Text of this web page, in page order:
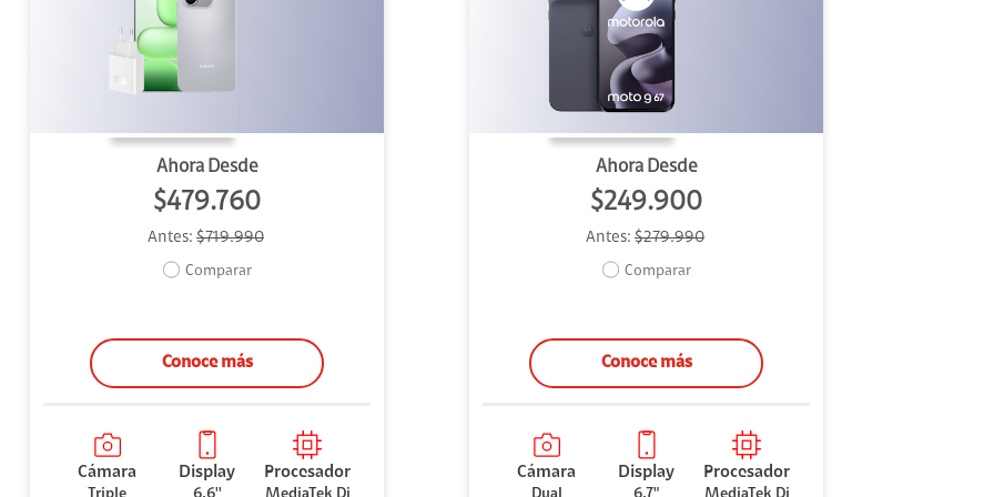
Ahora Desde
$479.760
Antes: $719.990
Comparar
Conoce más
Cámara Display Procesador
Ahora Desde
$249.900
Antes: $279.990
Comparar
Conoce más
Cámara Display Procesador